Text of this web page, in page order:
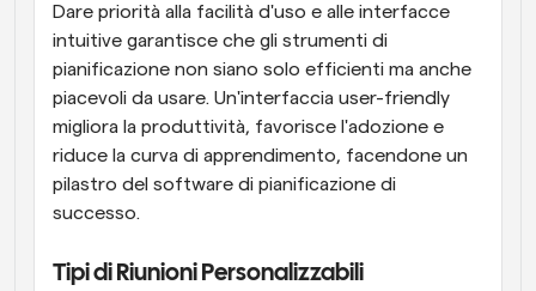
Dare priorità alla facilità d'uso e alle interfacce
intuitive garantisce che gli strumenti di
pianificazione non siano solo efficienti ma anche
piacevoli da usare. Un'interfaccia user-friendly
migliora la produttività, favorisce l'adozione e
riduce la curva di apprendimento, facendone un
pilastro del software di pianificazione di
successo.
Tipi di Riunioni Personalizzabili